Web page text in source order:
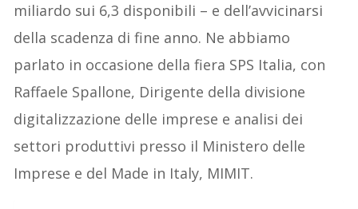
miliardo sui 6,3 disponibili – e dell’avvicinarsi
della scadenza di fine anno. Ne abbiamo
parlato in occasione della fiera SPS Italia, con
Raffaele Spallone, Dirigente della divisione
digitalizzazione delle imprese e analisi dei
settori produttivi presso il Ministero delle
Imprese e del Made in Italy, MIMIT.